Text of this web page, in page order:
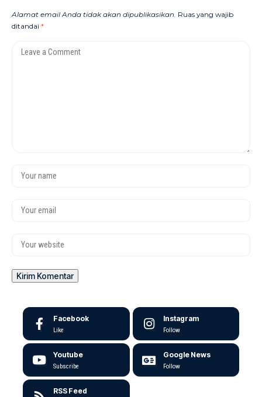
Alamat email Anda tidak akan dipublikasikan. Ruas yang wajib
ditandai *
Facebook
Like
Instagram
Follow
Youtube
Subscribe
Google News
Follow
RSS Feed